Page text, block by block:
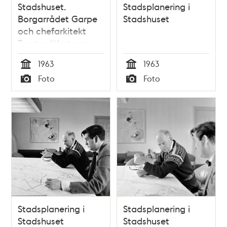
Stadshuset.
Borgarrådet Garpe
och chefarkitekt
Torsten Westman
Tid
1963
Typ
Foto
Stadsplanering i
Stadshuset
Tid
1963
Typ
Foto
Stadsplanering i
Stadshuset
Stadsplanering i
Stadshuset